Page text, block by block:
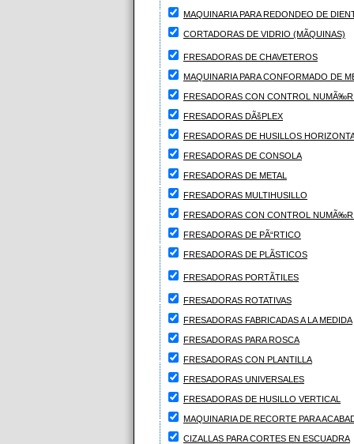
MAQUINARIA PARA REDONDEO DE
CORTADORAS DE VIDRIO (MÃQUINAS)
FRESADORAS DE CHAVETEROS
MAQUINARIA PARA CONFORMADO DE
FRESADORAS CON CONTROL
FRESADORAS DÃšPLEX
FRESADORAS DE HUSILLOS
FRESADORAS DE CONSOLA
FRESADORAS DE METAL
FRESADORAS MULTIHUSILLO
FRESADORAS CON CONTROL
FRESADORAS DE PÃ“RTICO
FRESADORAS DE PLÃSTICOS
FRESADORAS PORTÃTILES
FRESADORAS ROTATIVAS
FRESADORAS FABRICADAS A LA MEDIDA
FRESADORAS PARA ROSCA
FRESADORAS CON PLANTILLA
FRESADORAS UNIVERSALES
FRESADORAS DE HUSILLO VERTICAL
MAQUINARIA DE RECORTE PARA
CIZALLAS PARA CORTES EN ESCUADRA